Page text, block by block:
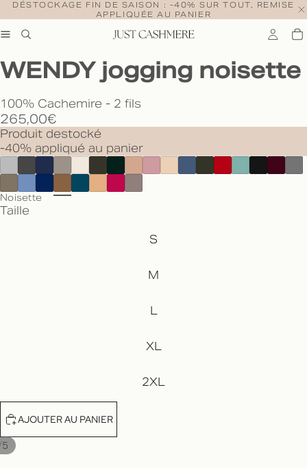
DÉSTOCKAGE FIN DE SAISON : -40% SUR TOUT, REMISE
APPLIQUÉE AU PANIER
5
WENDY jogging noisette
100% Cachemire - 2 fils
265,00€
Produit destocké
-40% appliqué au panier
Noisette
Taille
S
M
L
XL
2XL
AJOUTER AU PANIER